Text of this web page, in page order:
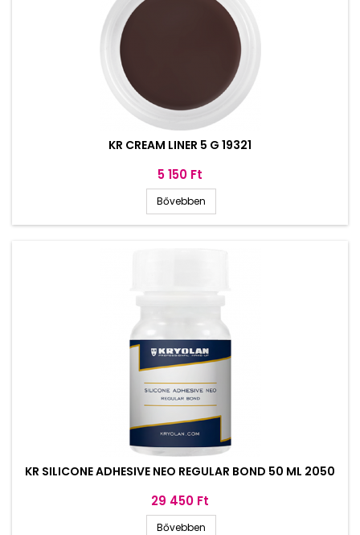
KR CREAM LINER 5 G 19321
Ár
5 150 Ft
Bővebben
KR SILICONE ADHESIVE NEO REGULAR BOND 50 ML 2050
Ár
29 450 Ft
Bővebben